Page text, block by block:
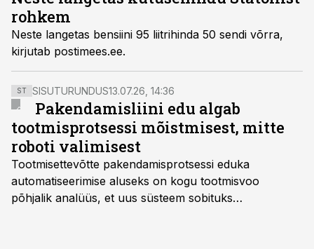
rohkem
Neste langetas bensiini 95 liitrihinda 50 sendi võrra,
kirjutab postimees.ee.
ST SISUTURUNDUS13.07.26, 14:36
Pakendamisliini edu algab
tootmisprotsessi mõistmisest, mitte
roboti valimisest
Tootmisettevõtte pakendamisprotsessi eduka
automatiseerimise aluseks on kogu tootmisvoo
põhjalik analüüs, et uus süsteem sobituks